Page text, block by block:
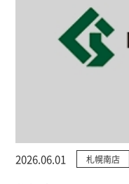
2026.06.01 札幌南店